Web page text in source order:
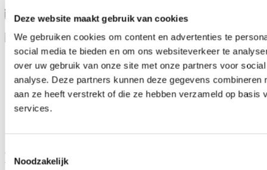
Deze website maakt gebruik van cookies
We gebruiken cookies om content en advertenties te
social media te bieden en om ons websiteverkeer te
over uw gebruik van onze site met onze partners voor
analyse. Deze partners kunnen deze gegevens combineren
aan ze heeft verstrekt of die ze hebben verzameld op basis
services.
Noodzakelijk
Traditionele kerstpakketten
Originele volumineuze pakketten
Kerstpakketten voor ieder budget
Zelf pakket samenstellen is mogelijk
15 jaar ervaring als pakketsamensteller
De beste service en maatwerk bij